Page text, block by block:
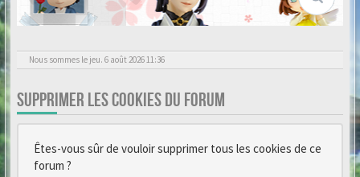
Nous sommes le jeu. 6 août 2026 11:36
SUPPRIMER LES COOKIES DU FORUM
Êtes-vous sûr de vouloir supprimer tous les cookies de ce
forum ?